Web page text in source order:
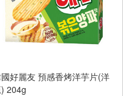
好麗友 預感香烤洋芋片(洋
204g